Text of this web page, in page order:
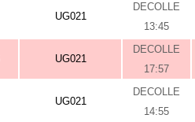
UG021
DECOLLE
13:45
UG021
DECOLLE
17:57
UG021
DECOLLE
14:55